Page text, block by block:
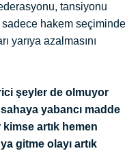
tansiyonu
hakem seçiminde
yarıya azalmasını
şeyler de olmuyor
yabancı madde
artık hemen
gitme olayı artık